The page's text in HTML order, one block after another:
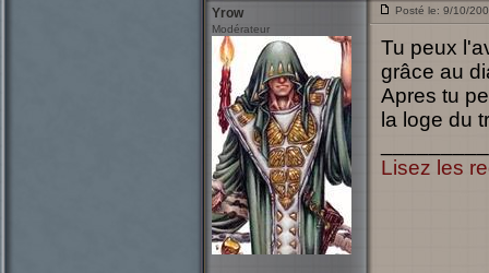
Yrow
Modérateur
Posté le: 9/10/
Tu peux
grâce au
Apres tu
la loge du
Lisez les